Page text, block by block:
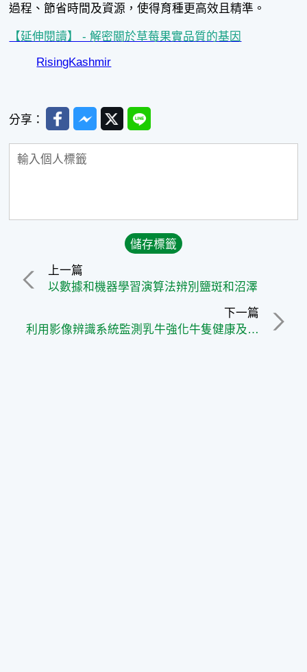
過程、節省時間及資源，使得育種更高效且精準。
【延伸閱讀】 - 解密關於草莓果實品質的基因
RisingKashmir
分享： FacebookMessenger
TwitterLine
上一篇
以數據和機器學習演算法辨別鹽斑和沼澤
下一篇
利用影像辨識系統監測乳牛強化牛隻健康及生產力